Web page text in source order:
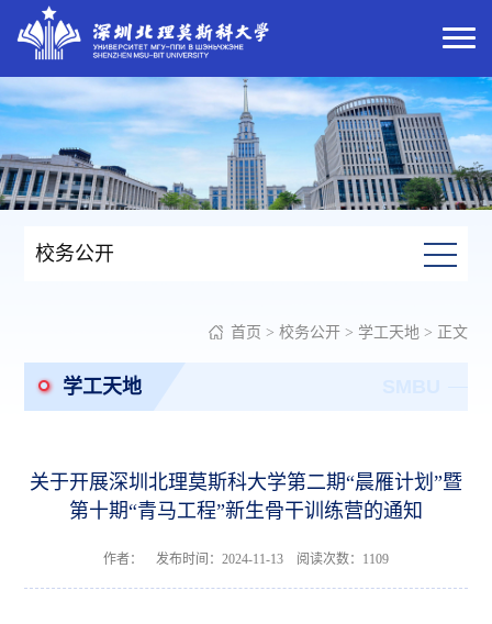
校务公开
首页 > 校务公开> 学工天地> 正文
学工天地
关于开展深圳北理莫斯科大学第二期“晨雁计划”暨
第十期“青马工程”新生骨干训练营的通知
作者： 发布时间：2024-11-13 阅读次数： 1109